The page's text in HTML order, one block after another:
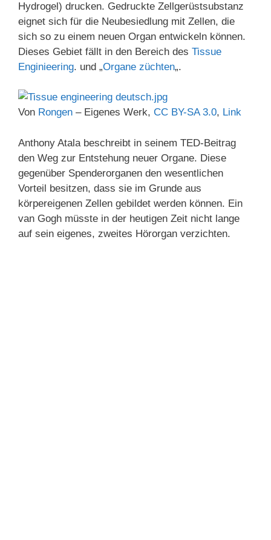
Hydrogel) drucken. Gedruckte Zellgerüstsubstanz
eignet sich für die Neubesiedlung mit Zellen, die
sich so zu einem neuen Organ entwickeln können.
Dieses Gebiet fällt in den Bereich des Tissue
Enginieering. und „Organe züchten„.
Von Rongen – Eigenes Werk, CC BY-SA 3.0, Link
Anthony Atala beschreibt in seinem TED-Beitrag
den Weg zur Entstehung neuer Organe. Diese
gegenüber Spenderorganen den wesentlichen
Vorteil besitzen, dass sie im Grunde aus
körpereigenen Zellen gebildet werden können. Ein
van Gogh müsste in der heutigen Zeit nicht lange
auf sein eigenes, zweites Hörorgan verzichten.